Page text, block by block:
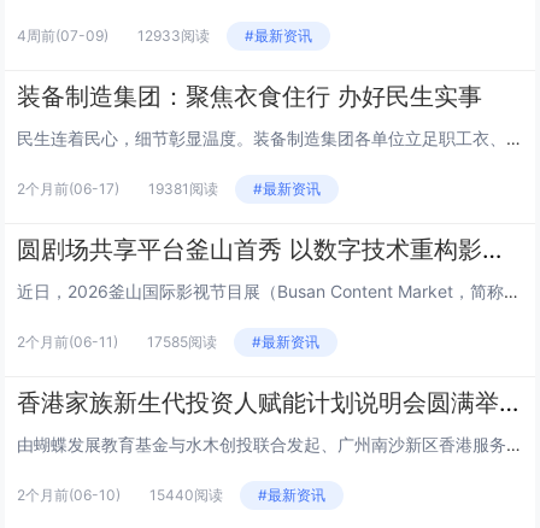
4周前(07-09) 12933阅读 #最新资讯
装备制造集团：聚焦衣食住行 办好民生实事
民生连着民心，细节彰显温度。装备制造集团各单位立足职工衣、食、住、行日常生活需求，精准对接急难愁盼，推出一系列务实暖心举...
2个月前(06-17) 19381阅读 #最新资讯
圆剧场共享平台釜山首秀 以数字技术重构影视产业新生态
近日，2026釜山国际影视节目展（Busan Content Market，简称BCM）在韩国釜山BEXCO会展中心盛大...
2个月前(06-11) 17585阅读 #最新资讯
香港家族新生代投资人赋能计划说明会圆满举行
由蝴蝶发展教育基金与水木创投联合发起、广州南沙新区香港服务中心支持的“香港家族新生代投资人赋能计划”说明会，于6月2日下...
2个月前(06-10) 15440阅读 #最新资讯